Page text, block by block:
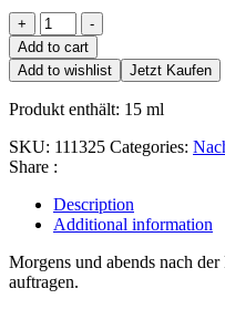
+
Skin
Smoothing
Cream
2.0
quantity
-
Add to cart
Add to wishlist
Jetzt Kaufen
Produkt enthält: 15 ml
SKU: 111325 Categories:
Share :
Description
Additional information
Morgens und abends nach
auftragen.